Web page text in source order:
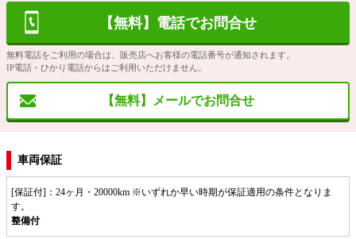
【無料】電話でお問合せ
無料電話をご利用の場合は、販売店へお客様の電話番号が通知されます。
IP電話・ひかり電話からはご利用いただけません。
【無料】メールでお問合せ
車両保証
[保証付]：24ヶ月・20000km ※いずれか早い時期が保証適用の条件となりま
す。
整備付